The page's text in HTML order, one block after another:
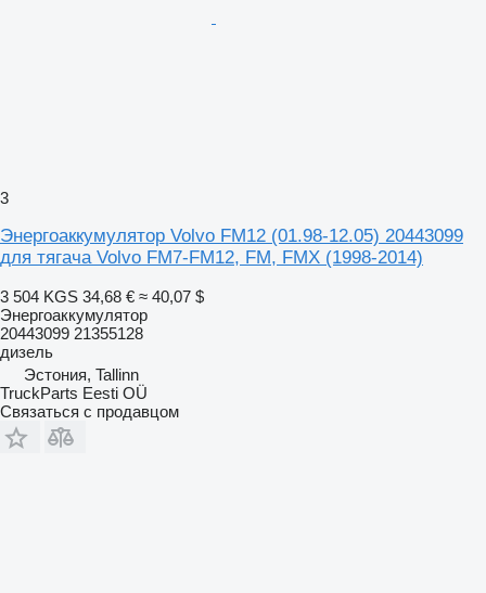
3
Энергоаккумулятор Volvo FM12 (01.98-12.05) 20443099
для тягача Volvo FM7-FM12, FM, FMX (1998-2014)
3 504 KGS 34,68 € ≈ 40,07 $
Энергоаккумулятор
20443099 21355128
дизель
Эстония, Tallinn
TruckParts Eesti OÜ
Связаться с продавцом